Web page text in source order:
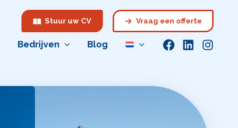
Stuur uw CV Vraag een offerte
Bedrijven Blog